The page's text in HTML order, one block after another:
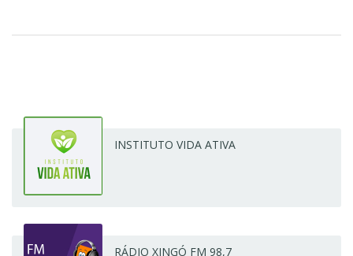
INSTITUTO VIDA ATIVA
RÁDIO XINGÓ FM 98,7